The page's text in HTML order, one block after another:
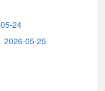
24
2026-05-25